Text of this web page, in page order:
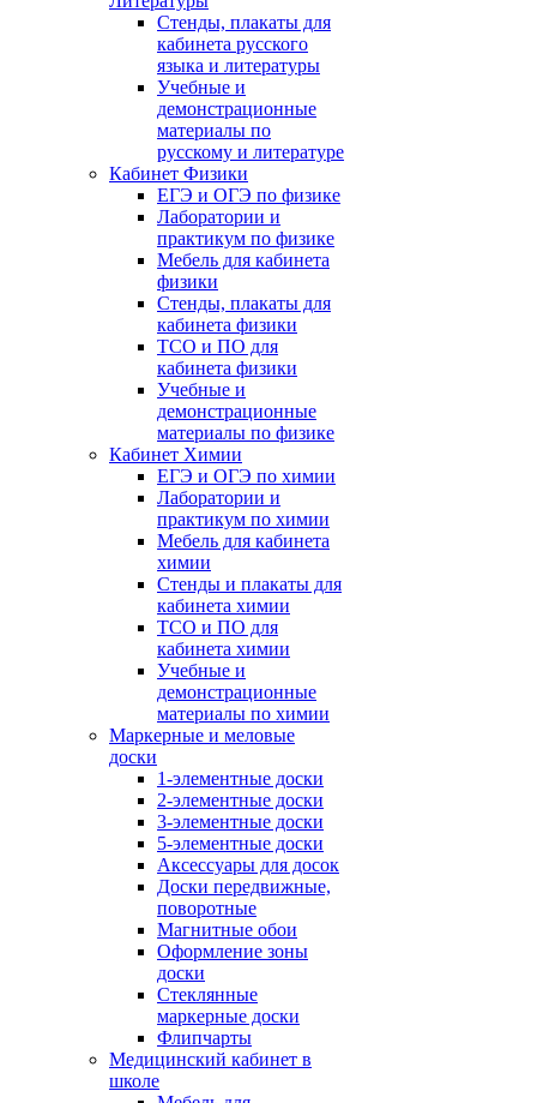
Стенды, плакаты для
кабинета русского
языка и литературы
Учебные и
демонстрационные
материалы по
русскому и литературе
Кабинет Физики
ЕГЭ и ОГЭ по физике
Лаборатории и
практикум по физике
Мебель для кабинета
физики
Стенды, плакаты для
кабинета физики
ТСО и ПО для
кабинета физики
Учебные и
демонстрационные
материалы по физике
Кабинет Химии
ЕГЭ и ОГЭ по химии
Лаборатории и
практикум по химии
Мебель для кабинета
химии
Стенды и плакаты для
кабинета химии
ТСО и ПО для
кабинета химии
Учебные и
демонстрационные
материалы по химии
Маркерные и меловые
доски
1-элементные доски
2-элементные доски
3-элементные доски
5-элементные доски
Аксессуары для досок
Доски передвижные,
поворотные
Магнитные обои
Оформление зоны
доски
Стеклянные
маркерные доски
Флипчарты
Медицинский кабинет в
школе